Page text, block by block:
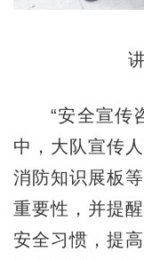
“安全宣传咨
中，大队宣传
消防知识展板
重要性，并提
安全习惯，提